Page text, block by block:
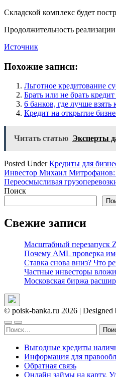
Складской комплекс будет
Продолжительность
Источник
Похожие записи:
Льготное кредитование
Брать или не брать
6 банков, где лучше взять
Кредит на открытие
Читать статью Эксперты
Posted UnderКредиты для
Навигация
по
Инвестор Михаил
Переосмысливая
Поиск
Свежие записи
Масштабный перезапуск
Почему AML проверка
Ставка снова вниз? Что
Частные инвесторы
Московская биржа
© poisk-banka.ru 2026 | Designed
Найти:
Выгодные кредиты
Информация для
Обратная связь
Онлайн займы на карту.